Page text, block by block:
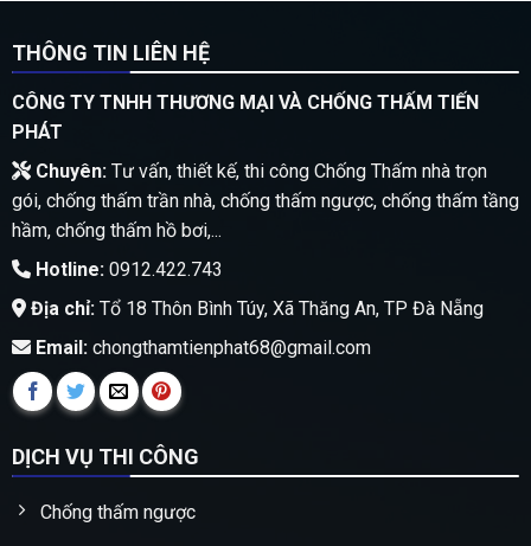
THÔNG TIN LIÊN HỆ
CÔNG TY TNHH THƯƠNG MẠI VÀ CHỐNG THẤM TIẾN
PHÁT
Chuyên:Tư vấn, thiết kế, thi công Chống Thấm nhà trọn
gói, chống thấm trần nhà, chống thấm ngược, chống thấm tầng
hầm, chống thấm hồ bơi,...
Hotline:0912.422.743
Địa chỉ:Tổ 18 Thôn Bình Túy, Xã Thăng An, TP Đà Nẵng
Email:chongthamtienphat68@gmail.com
DỊCH VỤ THI CÔNG
Chống thấm ngược